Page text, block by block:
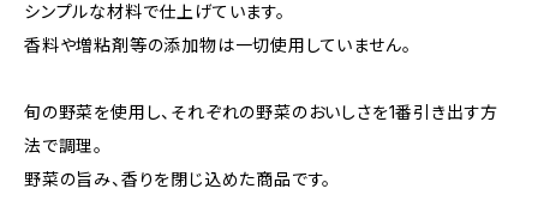
シンプルな材料で仕上げています。
香料や増粘剤等の添加物は一切使用していません。
旬の野菜を使用し、それぞれの野菜のおいしさを1番引き出す方
法で調理。
野菜の旨み、香りを閉じ込めた商品です。